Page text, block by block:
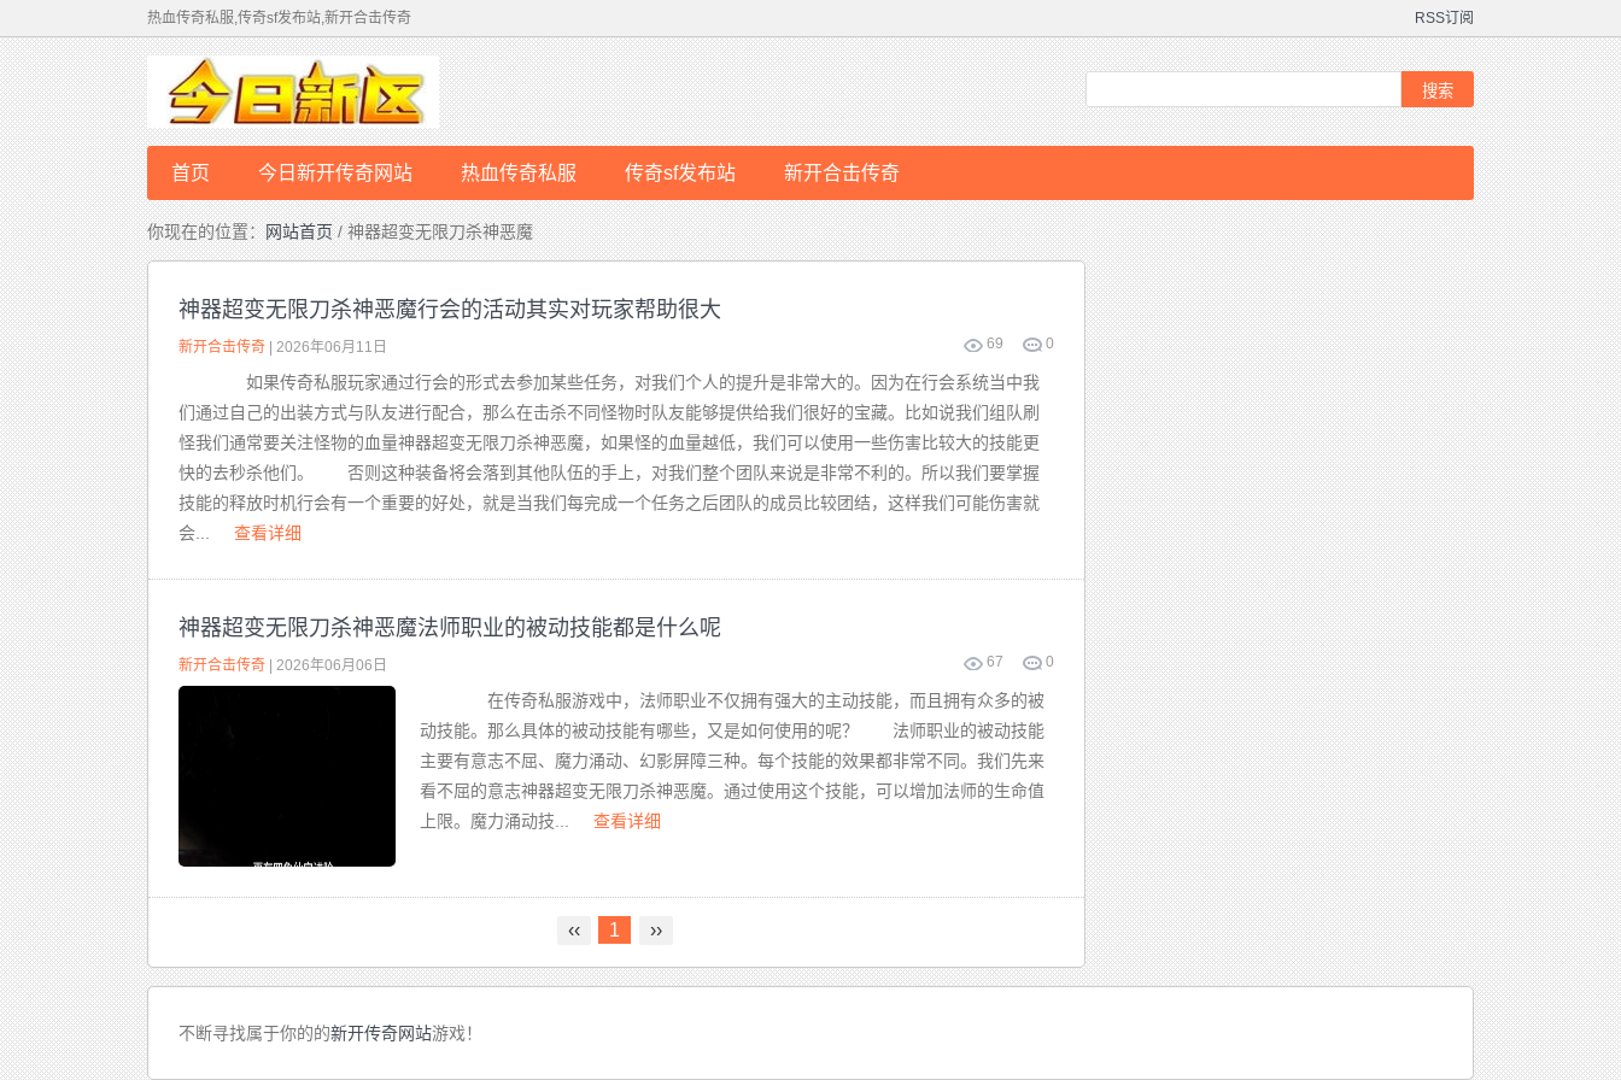
RSS订阅
热血传奇私服,传奇sf发布站,新开合击传奇
首页 今日新开传奇网站 热血传奇私服 传奇sf发布站 新开合击传奇
你现在的位置：网站首页/ 神器超变无限刀杀神恶魔
神器超变无限刀杀神恶魔行会的活动其实对玩家帮助很大
69 0
新开合击传奇 | 2026年06月11日
如果传奇私服玩家通过行会的形式去参加某些任务，对我们个人的提升是非常大的。因为在行会系统当中我
们通过自己的出装方式与队友进行配合，那么在击杀不同怪物时队友能够提供给我们很好的宝藏。比如说我们组队刷
怪我们通常要关注怪物的血量神器超变无限刀杀神恶魔，如果怪的血量越低，我们可以使用一些伤害比较大的技能更
快的去秒杀他们。 否则这种装备将会落到其他队伍的手上，对我们整个团队来说是非常不利的。所以我们要掌握
技能的释放时机行会有一个重要的好处，就是当我们每完成一个任务之后团队的成员比较团结，这样我们可能伤害就
会...
查看详细
神器超变无限刀杀神恶魔法师职业的被动技能都是什么呢
67 0
新开合击传奇 | 2026年06月06日
在传奇私服游戏中，法师职业不仅拥有强大的主动技能，而且拥有众多的被
动技能。那么具体的被动技能有哪些，又是如何使用的呢？ 法师职业的被动技能
主要有意志不屈、魔力涌动、幻影屏障三种。每个技能的效果都非常不同。我们先来
看不屈的意志神器超变无限刀杀神恶魔。通过使用这个技能，可以增加法师的生命值
上限。魔力涌动技...
查看详细
‹‹ 1 ››
不断寻找属于你的的新开传奇网站游戏！